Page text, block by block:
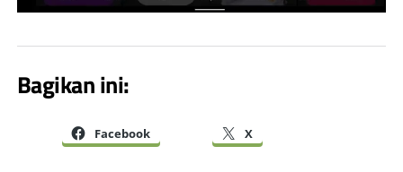
Bagikan ini:
Facebook X